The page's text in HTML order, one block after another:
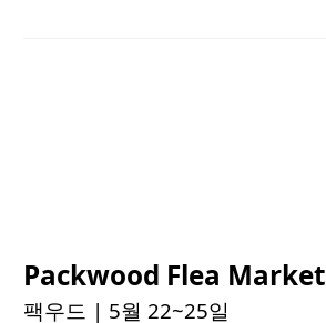
Packwood Flea Market
팩우드 | 5월 22~25일